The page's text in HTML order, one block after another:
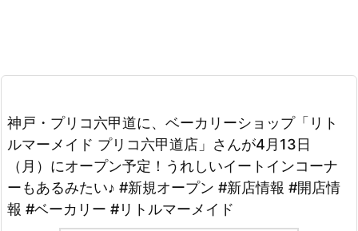
神戸・プリコ六甲道に、ベーカリーショップ「リト
ルマーメイド プリコ六甲道店」さんが4月13日
（月）にオープン予定！うれしいイートインコーナ
ーもあるみたい♪ #新規オープン #新店情報 #開店情
報 #ベーカリー #リトルマーメイド